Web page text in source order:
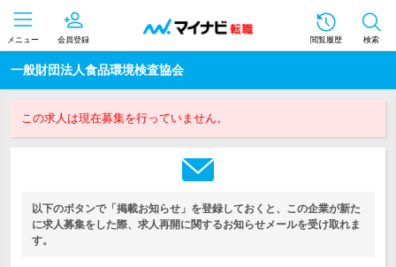
メニュー 会員登録 閲覧履歴 検索
一般財団法人食品環境検査協会
この求人は現在募集を行っていません。
以下のボタンで「掲載お知らせ」を登録しておくと、この企業が新た
に求人募集をした際、求人再開に関するお知らせメールを受け取れま
す。